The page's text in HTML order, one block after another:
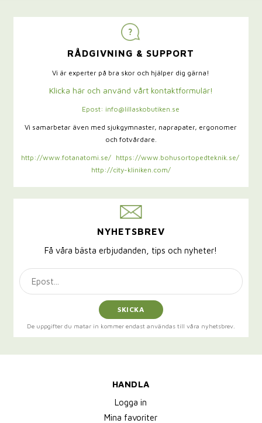
RÅDGIVNING & SUPPORT
Vi är experter på bra skor och hjälper dig gärna!
Klicka här och använd vårt kontaktformulär!
Epost: info@lillaskobutiken.se
Vi samarbetar även med sjukgymnaster, naprapater, ergonomer
och fotvårdare.
http://www.fotanatomi.se/
https://www.bohusortopedteknik.se/
http://city-kliniken.com/
NYHETSBREV
Få våra bästa erbjudanden, tips och nyheter!
SKICKA
De uppgifter du matar in kommer endast användas till våra nyhetsbrev.
HANDLA
Logga in
Mina favoriter